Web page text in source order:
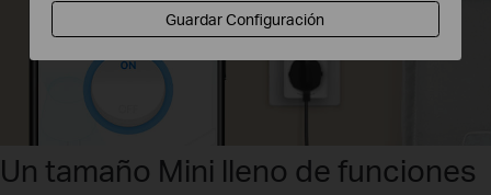
Un tamaño Mini lleno de funciones
Guardar Configuración